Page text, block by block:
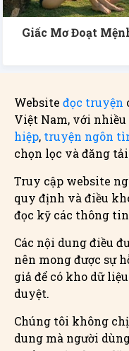
Giấc Mơ Đoạt
Website đọc truyện
Việt Nam, với nhiều
hiệp, truyện ngôn
chọn lọc và đăng
Truy cập website
quy định và điều
đọc kỹ các thông
Các nội dung điều
nên mong được sự
giả để có kho dữ
duyệt.
Chúng tôi không
dung mà người